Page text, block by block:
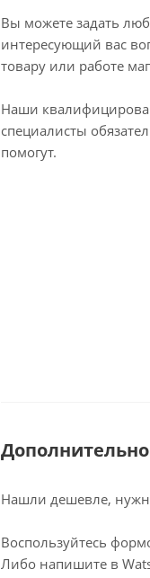
Вы можете задать
интересующий вас
товару или работе
Наши
специалисты
помогут.
Дополнительно
Нашли дешевле,
Воспользуйтесь
Либо напишите в